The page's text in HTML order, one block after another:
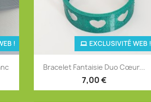
!
Aperçu rapide
Bracelet Fantaisie Duo Cœur...
7,00 €
EXCLUSIVITÉ WEB !